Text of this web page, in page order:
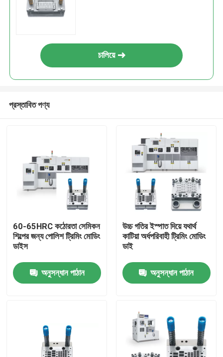
চালিয়ে
প্রস্তাবিত পণ্য
60-65HRC কঠোরতা সেমিকন
শিল্পের জন্য পোলিশ ট্রিমিং মোডিং
ডাইস
অনুসন্ধান পাঠান
উচ্চ গতির ইস্পাত দিয়ে যথার্থ
কাটিয়া অর্ধপরিবাহী ট্রিমিং মোডিং
ডাই
অনুসন্ধান পাঠান